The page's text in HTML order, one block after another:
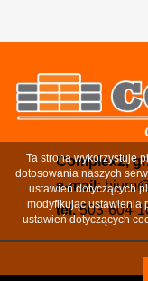
Complex2,
e-mail:
tel.503-604-
Ta strona wykorzystuje
dotosowania naszych
ustawień dotyczących
modyfikując ustawienia
ustawień dotyczących